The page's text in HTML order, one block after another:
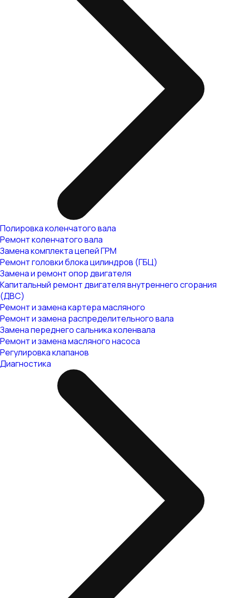
Полировка коленчатого вала
Ремонт коленчатого вала
Замена комплекта цепей ГРМ
Ремонт головки блока цилиндров (ГБЦ)
Замена и ремонт опор двигателя
Капитальный ремонт двигателя внутреннего сгорания
(ДВС)
Ремонт и замена картера масляного
Ремонт и замена распределительного вала
Замена переднего сальника коленвала
Ремонт и замена масляного насоса
Регулировка клапанов
Диагностика